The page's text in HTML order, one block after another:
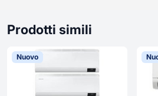
Prodotti simili
Nuovo